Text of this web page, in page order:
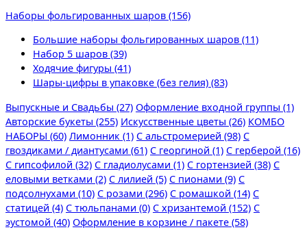
Наборы фольгированных шаров (156)
Большие наборы фольгированных шаров (11)
Набор 5 шаров (39)
Ходячие фигуры (41)
Шары-цифры в упаковке (без гелия) (83)
Выпускные и Свадьбы (27) Оформление входной группы (1)
Авторские букеты (255) Искусственные цветы (26) КОМБО
НАБОРЫ (60) Лимонник (1) С альстромерией (98) С
гвоздиками / диантусами (61) С георгиной (1) С герберой (16)
С гипсофилой (32) С гладиолусами (1) С гортензией (38) С
еловыми ветками (2) С лилией (5) С пионами (9) С
подсолнухами (10) С розами (296) С ромашкой (14) С
статицей (4) С тюльпанами (0) С хризантемой (152) С
эустомой (40) Оформление в корзине / пакете (58)